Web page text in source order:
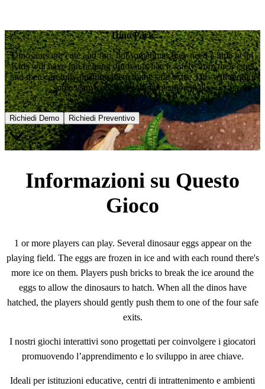
Dino Park
Dinosaurs are cute and fun, but sometimes they need a little help!
Kids will have fun helping dinosaurs hatch safely from their eggs
and then carefully pushing them to the safe exits. This will require
some teamwork and communication skills.
Richiedi Demo Richiedi Preventivo
Informazioni su Questo
Gioco
1 or more players can play. Several dinosaur eggs appear on the
playing field. The eggs are frozen in ice and with each round there's
more ice on them. Players push bricks to break the ice around the
eggs to allow the dinosaurs to hatch. When all the dinos have
hatched, the players should gently push them to one of the four safe
exits.
I nostri giochi interattivi sono progettati per coinvolgere i giocatori
promuovendo l’apprendimento e lo sviluppo in aree chiave.
Ideali per istituzioni educative, centri di intrattenimento e ambienti